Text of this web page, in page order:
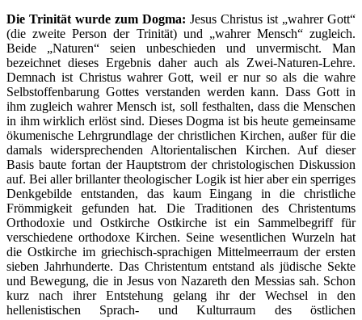
Die Trinität wurde zum Dogma: Jesus Christus ist „wahrer Gott“
(die zweite Person der Trinität) und „wahrer Mensch“ zugleich.
Beide „Naturen“ seien unbeschieden und unvermischt. Man
bezeichnet dieses Ergebnis daher auch als Zwei-Naturen-Lehre.
Demnach ist Christus wahrer Gott, weil er nur so als die wahre
Selbstoffenbarung Gottes verstanden werden kann. Dass Gott in
ihm zugleich wahrer Mensch ist, soll festhalten, dass die Menschen
in ihm wirklich erlöst sind. Dieses Dogma ist bis heute gemeinsame
ökumenische Lehrgrundlage der christlichen Kirchen, außer für die
damals widersprechenden Altorientalischen Kirchen. Auf dieser
Basis baute fortan der Hauptstrom der christologischen Diskussion
auf. Bei aller brillanter theologischer Logik ist hier aber ein sperriges
Denkgebilde entstanden, das kaum Eingang in die christliche
Frömmigkeit gefunden hat. Die Traditionen des Christentums
Orthodoxie und Ostkirche Ostkirche ist ein Sammelbegriff für
verschiedene orthodoxe Kirchen. Seine wesentlichen Wurzeln hat
die Ostkirche im griechisch-sprachigen Mittelmeerraum der ersten
sieben Jahrhunderte. Das Christentum entstand als jüdische Sekte
und Bewegung, die in Jesus von Nazareth den Messias sah. Schon
kurz nach ihrer Entstehung gelang ihr der Wechsel in den
hellenistischen Sprach- und Kulturraum des östlichen